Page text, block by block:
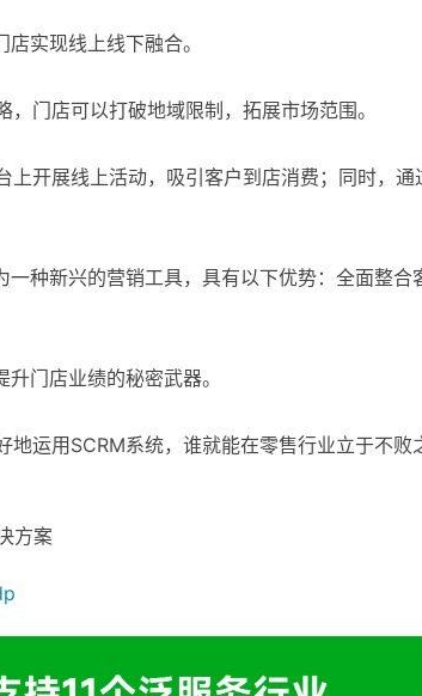
实现线上线下融合。
门店可以打破地域限制，拓展市场范围。
上开展线上活动，吸引客户到店消费；同时，
一种新兴的营销工具，具有以下优势：全面整
门店业绩的秘密武器。
运用SCRM系统，谁就能在零售行业立于不败
方案